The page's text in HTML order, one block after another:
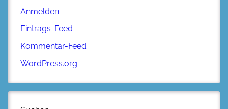
Anmelden
Eintrags-Feed
Kommentar-Feed
WordPress.org